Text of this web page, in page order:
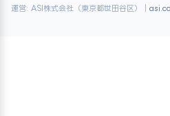
運営: ASI株式会社（東京都世田谷区）｜